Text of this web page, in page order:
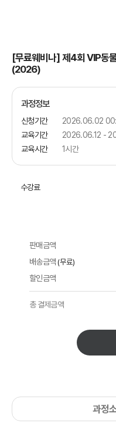
[무료웨비나] 제4회 VIP동
(2026)
과정정보
신청기간
2026.06.02
교육기간
2026.06.12 -
교육시간
1시간
수강료
판매금액
배송금액 (무료)
할인금액
총 결제금액
과정